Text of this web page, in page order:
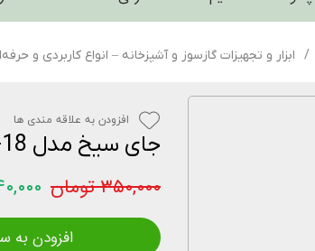
برش لیزری فلزات
گالری فیلم
استعلام قیمت
ابزار و تجهیزات گازسوز و آشپزخانه – انواع کاربردی و
جای سیخ مدل HKA-18
۳۵۰,۰۰۰ تومان
۲۴۰,۰۰۰
افزودن به
افزودن به علاقه مندی ها